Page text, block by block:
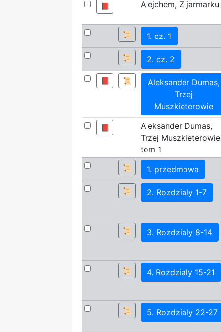
📕 Alejchem, Z jarmarku
📜 1. cz. 1
📜 2. cz. 2
📕 📜
Aleksander Dumas,
Trzej
Muszkieterowie
📕
Aleksander Dumas,
Trzej
tom 1
📜 1. przedmowa
📜 2. Rozdzialy 1-7
📜 3. Rozdzialy 8-14
📜 4. Rozdzialy 15-21
📜 5. Rozdzialy 22-27